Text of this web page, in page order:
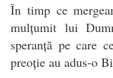
În timp ce
mulțumit lui
speranță pe care
preoție au adus-o